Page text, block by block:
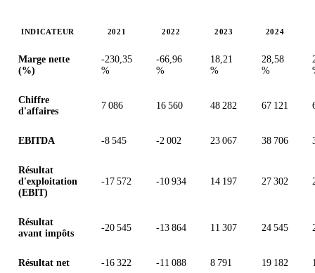
INDICATEUR 2021 2022 2023 2024
Marge nette
(%)
-230,35
%
-66,96
%
18,21
%
28,58
%
Chiffre
d'affaires
7 086 16 560 48 282 67 121
EBITDA -8 545 -2 002 23 067 38 706
Résultat
d'exploitation
(EBIT)
-17 572 -10 934 14 197 27 302
Résultat
avant impôts
-20 545 -13 864 11 307 24 545
Résultat net -16 322 -11 088 8 791 19 182